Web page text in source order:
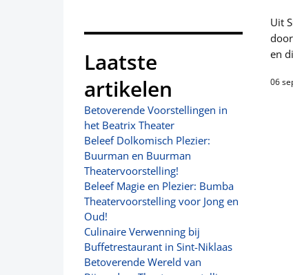
Laatste
artikelen
Betoverende Voorstellingen in
het Beatrix Theater
Beleef Dolkomisch Plezier:
Buurman en Buurman
Theatervoorstelling!
Beleef Magie en Plezier: Bumba
Theatervoorstelling voor Jong en
Oud!
Culinaire Verwenning bij
Buffetrestaurant in Sint-Niklaas
Betoverende Wereld van
Uit
en
06